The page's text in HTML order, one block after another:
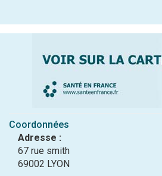
Coordonnées
Adresse :
67 rue smith
69002 LYON